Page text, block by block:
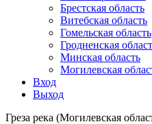
Брестская область
Витебская область
Гомельская область
Гродненская
Минская область
Могилевская
Вход
Выход
Греза река (Могилевская